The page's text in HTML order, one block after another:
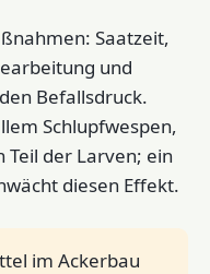
Saatzeit,
und
Befallsdruck.
Schlupfwespen,
der Larven; ein
diesen Effekt.
im Ackerbau